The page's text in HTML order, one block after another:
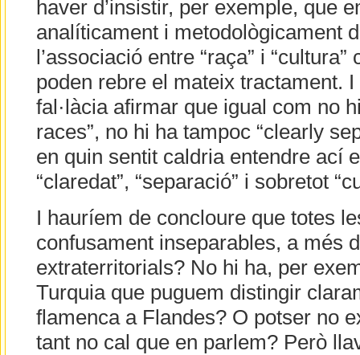
haver d’insistir, per exemple, que
analíticament i metodològicament
l’associació entre “raça” i
poden rebre el mateix tractament.
fal·làcia afirmar que igual com no
races”, no hi ha tampoc “clearly
en quin sentit caldria entendre ací
“claredat”, “separació” i sobretot
I hauríem de concloure que totes
confusament inseparables, a més
extraterritorials? No hi ha, per
Turquia que puguem distingir
flamenca a Flandes? O potser no
tant no cal que en parlem? Però